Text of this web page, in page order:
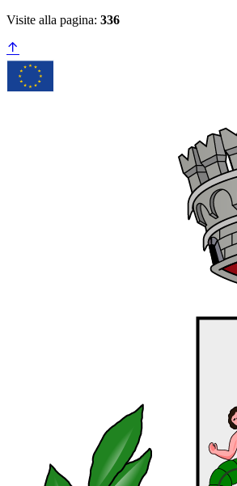
Visite alla pagina: 336